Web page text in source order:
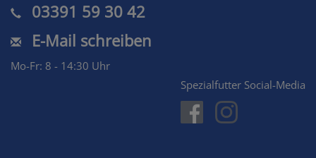
03391 59 30 42
E-Mail schreiben
Mo-Fr: 8 - 14:30 Uhr
Spezialfutter Social-Media